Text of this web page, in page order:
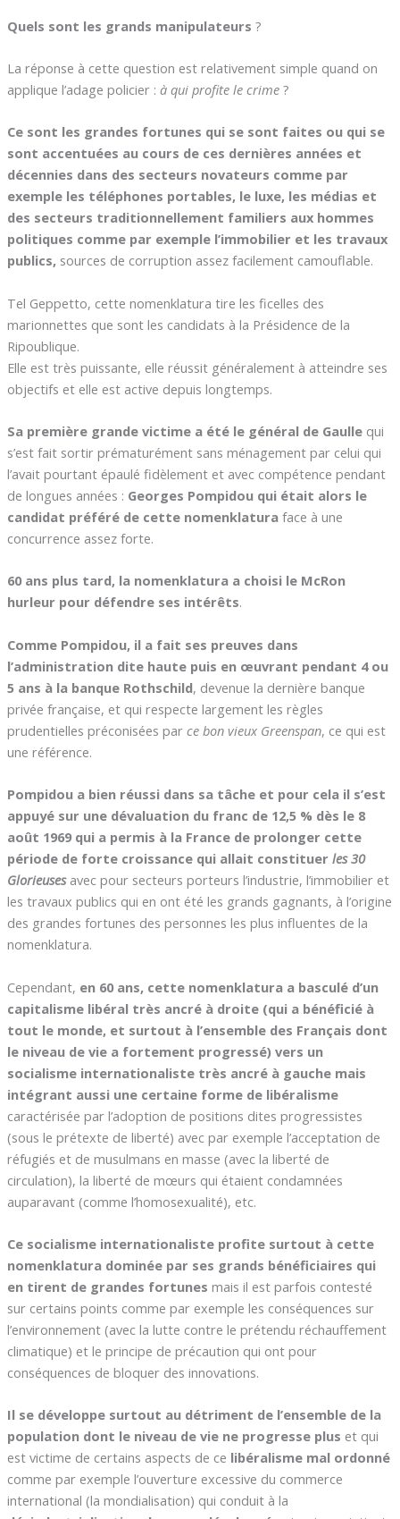
Quels sont les grands manipulateurs ?
La réponse à cette question est relativement simple quand on
applique l’adage policier : à qui profite le crime ?
Ce sont les grandes fortunes qui se sont faites ou qui se
sont accentuées au cours de ces dernières années et
décennies dans des secteurs novateurs comme par
exemple les téléphones portables, le luxe, les médias et
des secteurs traditionnellement familiers aux hommes
politiques comme par exemple l’immobilier et les travaux
publics, sources de corruption assez facilement camouflable.
Tel Geppetto, cette nomenklatura tire les ficelles des
marionnettes que sont les candidats à la Présidence de la
Ripoublique.
Elle est très puissante, elle réussit généralement à atteindre ses
objectifs et elle est active depuis longtemps.
Sa première grande victime a été le général de Gaulle qui
s’est fait sortir prématurément sans ménagement par celui qui
l’avait pourtant épaulé fidèlement et avec compétence pendant
de longues années : Georges Pompidou qui était alors le
candidat préféré de cette nomenklatura face à une
concurrence assez forte.
60 ans plus tard, la nomenklatura a choisi le McRon
hurleur pour défendre ses intérêts.
Comme Pompidou, il a fait ses preuves dans
l’administration dite haute puis en œuvrant pendant 4 ou
5 ans à la banque Rothschild, devenue la dernière banque
privée française, et qui respecte largement les règles
prudentielles préconisées par ce bon vieux Greenspan, ce qui est
une référence.
Pompidou a bien réussi dans sa tâche et pour cela il s’est
appuyé sur une dévaluation du franc de 12,5 % dès le 8
août 1969 qui a permis à la France de prolonger cette
période de forte croissance qui allait constituer les 30
Glorieuses avec pour secteurs porteurs l’industrie, l’immobilier et
les travaux publics qui en ont été les grands gagnants, à l’origine
des grandes fortunes des personnes les plus influentes de la
nomenklatura.
Cependant, en 60 ans, cette nomenklatura a basculé d’un
capitalisme libéral très ancré à droite (qui a bénéficié à
tout le monde, et surtout à l’ensemble des Français dont
le niveau de vie a fortement progressé) vers un
socialisme internationaliste très ancré à gauche mais
intégrant aussi une certaine forme de libéralisme
caractérisée par l’adoption de positions dites progressistes
(sous le prétexte de liberté) avec par exemple l’acceptation de
réfugiés et de musulmans en masse (avec la liberté de
circulation), la liberté de mœurs qui étaient condamnées
auparavant (comme l’homosexualité), etc.
Ce socialisme internationaliste profite surtout à cette
nomenklatura dominée par ses grands bénéficiaires qui
en tirent de grandes fortunes mais il est parfois contesté
sur certains points comme par exemple les conséquences sur
l’environnement (avec la lutte contre le prétendu réchauffement
climatique) et le principe de précaution qui ont pour
conséquences de bloquer des innovations.
Il se développe surtout au détriment de l’ensemble de la
population dont le niveau de vie ne progresse plus et qui
est victime de certains aspects de ce libéralisme mal ordonné
comme par exemple l’ouverture excessive du commerce
international (la mondialisation) qui conduit à la